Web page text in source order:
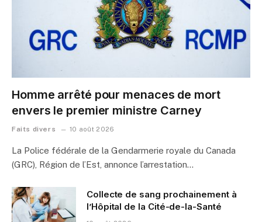
Homme arrêté pour menaces de mort
envers le premier ministre Carney
Faits divers 10 août 2026
La Police fédérale de la Gendarmerie royale du Canada
(GRC), Région de l’Est, annonce l’arrestation…
Collecte de sang prochainement à
l’Hôpital de la Cité-de-la-Santé